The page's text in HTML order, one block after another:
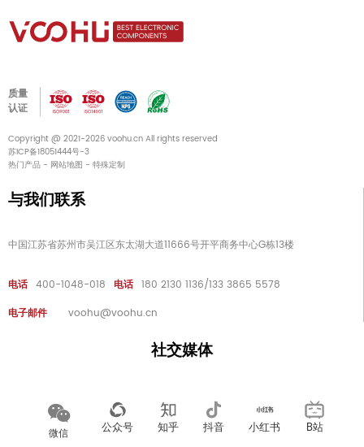
质量
认证
Copyright @ 2021-2026 voohu.cn All rights reserved
苏ICP备18051444号-3
热门产品 - 网站地图 - 特殊定制
与我们联系
中国江苏省苏州市吴江区东太湖大道11666号开平商务中心G栋13楼
电话 400-1048-018 电话 180 2130 1136/133 3865 5578
电子邮件
voohu@voohu.cn
社交媒体
微信 公众号 知乎 抖音 小红书 B站